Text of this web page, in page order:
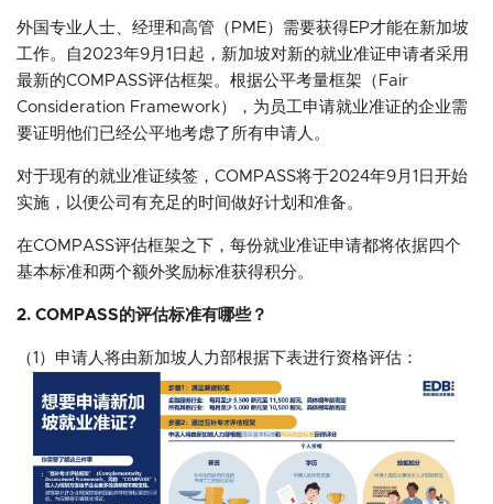
外国专业人士、经理和高管（PME）需要获得EP才能在新加坡
工作。自2023年9月1日起，新加坡对新的就业准证申请者采用
最新的COMPASS评估框架。根据公平考量框架（Fair
Consideration Framework），为员工申请就业准证的企业需
要证明他们已经公平地考虑了所有申请人。
对于现有的就业准证续签，COMPASS将于2024年9月1日开始
实施，以便公司有充足的时间做好计划和准备。
在COMPASS评估框架之下，每份就业准证申请都将依据四个
基本标准和两个额外奖励标准获得积分。
2. COMPASS的评估标准有哪些？
（1）申请人将由新加坡人力部根据下表进行资格评估：